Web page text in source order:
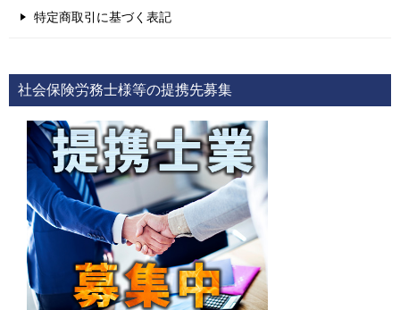
特定商取引に基づく表記
社会保険労務士様等の提携先募集